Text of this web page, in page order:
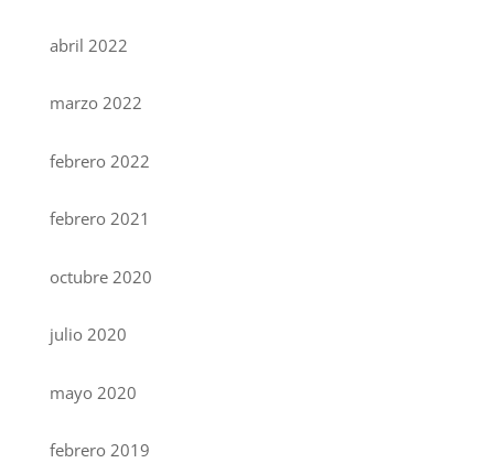
abril 2022
marzo 2022
febrero 2022
febrero 2021
octubre 2020
julio 2020
mayo 2020
febrero 2019